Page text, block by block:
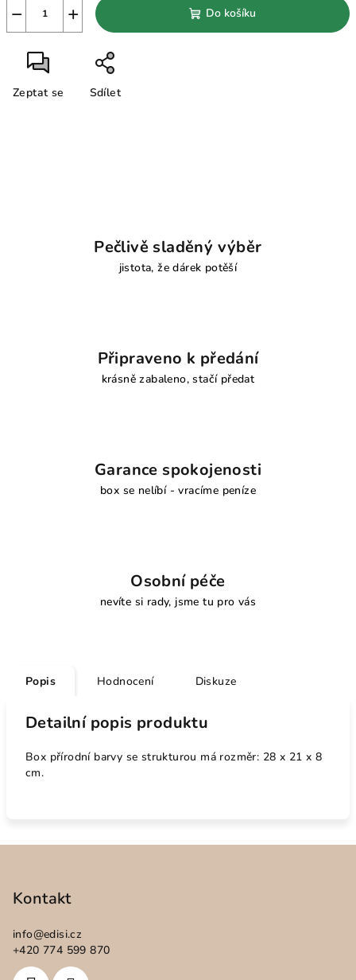
+
− Do košíku
Zeptat se Sdílet
Pečlivě sladěný výběr
jistota, že dárek potěší
Připraveno k předání
krásně zabaleno, stačí předat
Garance spokojenosti
box se nelíbí - vracíme peníze
Osobní péče
nevíte si rady, jsme tu pro vás
Popis Hodnocení Diskuze
Detailní popis produktu
Box přírodní barvy se strukturou má rozměr: 28 x 21 x 8
cm.
Kontakt
info@edisi.cz
+420 774 599 870